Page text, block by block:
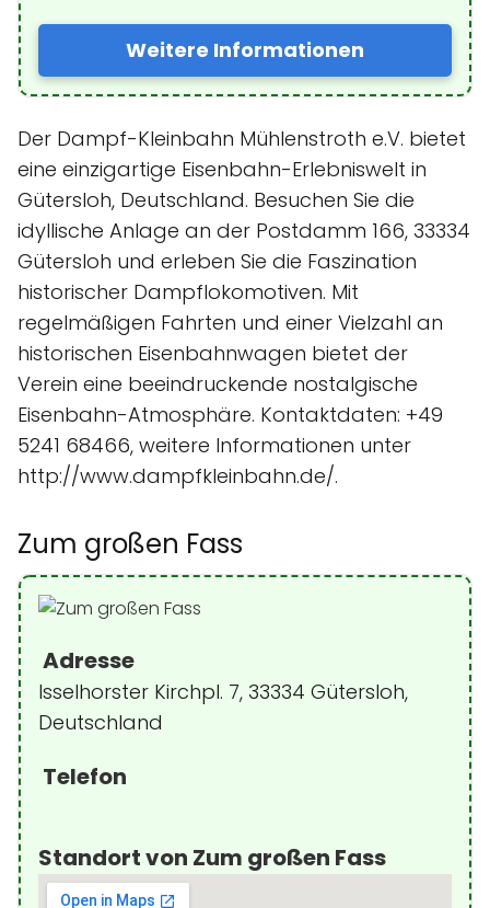
Weitere Informationen
Der Dampf-Kleinbahn Mühlenstroth e.V. bietet
eine einzigartige Eisenbahn-Erlebniswelt in
Gütersloh, Deutschland. Besuchen Sie die
idyllische Anlage an der Postdamm 166, 33334
Gütersloh und erleben Sie die Faszination
historischer Dampflokomotiven. Mit
regelmäßigen Fahrten und einer Vielzahl an
historischen Eisenbahnwagen bietet der
Verein eine beeindruckende nostalgische
Eisenbahn-Atmosphäre. Kontaktdaten: +49
5241 68466, weitere Informationen unter
http://www.dampfkleinbahn.de/.
Zum großen Fass
Adresse
Isselhorster Kirchpl. 7, 33334 Gütersloh,
Deutschland
Telefon
Standort von Zum großen Fass